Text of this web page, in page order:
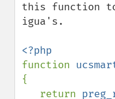
this function
igua's.
function
{
   return